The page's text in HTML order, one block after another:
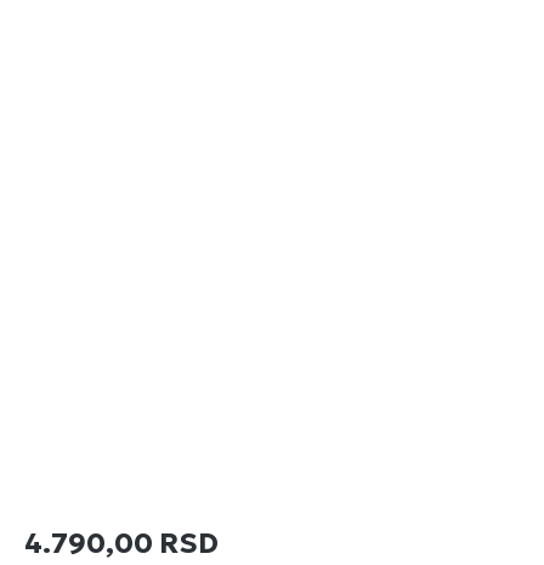
4.790,00 RSD